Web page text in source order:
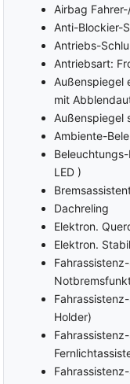
vorne und hinten
Ambiente-
Polsterstoff
Sitzheizung vorne
Sportsitze
MULTIMEDIA
Bordcomputer
Virtual/Digital Cockpit
Radio
DAB
Induktions-
Phone Box
Bluetooth
USB Anschluss
Android Auto
SAFETY
ABS
Airbag
Anti-Blockier-
Antriebs-
Antriebsart:
Außenspiegel
mit
Außenspiegel
Ambiente-
LED )
Dachreling
Elektron.
Elektron.
Holder)